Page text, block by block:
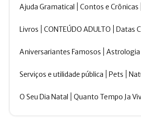
Ajuda Gramatical Contos e Crônicas
Livros CONTEÚDO ADULTO Datas
Aniversariantes Famosos Astrologia
Serviços e utilidade pública Pets
O Seu Dia Natal Quanto Tempo Ja